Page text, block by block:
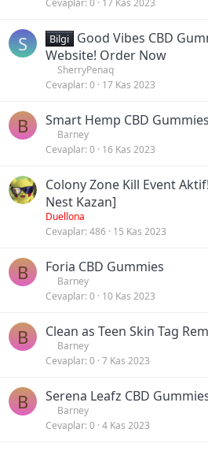
Cevaplar 0 17 Kas 2023
S Bilgi
Good Vibes CBD
Website! Order Now
SherryPenaq
Cevaplar 0 17 Kas 2023
B Smart Hemp CBD Gummies
Barney
Cevaplar 0 16 Kas 2023
Colony Zone Kill Event
Nest Kazan]
Duellona
Cevaplar 486 15 Kas 2023
B Foria CBD Gummies
Barney
Cevaplar 0 10 Kas 2023
B Clean as Teen Skin Tag
Barney
Cevaplar 0 7 Kas 2023
B Serena Leafz CBD
Barney
Cevaplar 0 4 Kas 2023